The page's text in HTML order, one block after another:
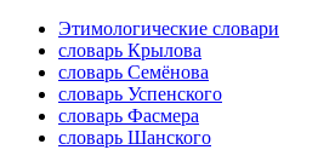
Этимологические словари
словарь Крылова
словарь Семёнова
словарь Успенского
словарь Фасмера
словарь Шанского